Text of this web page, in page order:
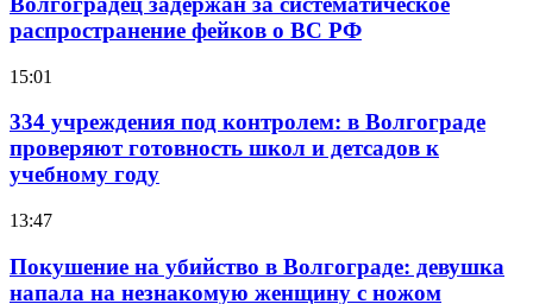
распространение фейков о ВС РФ
15:01
334 учреждения под контролем: в Волгограде
проверяют готовность школ и детсадов к
учебному году
13:47
Покушение на убийство в Волгограде: девушка
напала на незнакомую женщину с ножом